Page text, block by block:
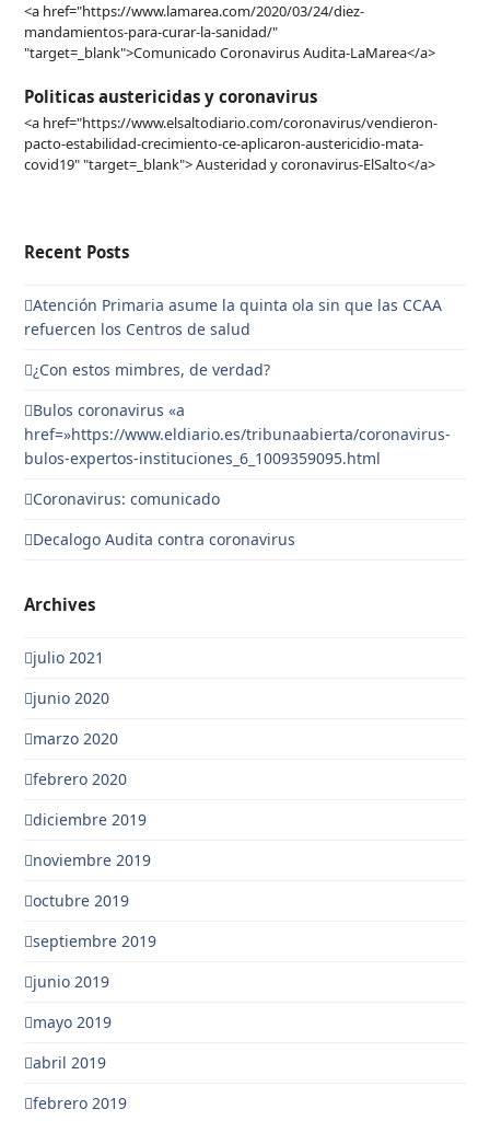
<a href="https://www.lamarea.com/2020/03/24/diez-
mandamientos-para-curar-la-sanidad/"
"target=_blank">Comunicado Coronavirus Audita-LaMarea</a>
Politicas austericidas y coronavirus
<a href="https://www.elsaltodiario.com/coronavirus/vendieron-
pacto-estabilidad-crecimiento-ce-aplicaron-austericidio-mata-
covid19" "target=_blank"> Austeridad y coronavirus-ElSalto</a>
Recent Posts
Atención Primaria asume la quinta ola sin que las CCAA
refuercen los Centros de salud
¿Con estos mimbres, de verdad?
Bulos coronavirus «a
href=»https://www.eldiario.es/tribunaabierta/coronavirus-
bulos-expertos-instituciones_6_1009359095.html
Coronavirus: comunicado
Decalogo Audita contra coronavirus
Archives
julio 2021
junio 2020
marzo 2020
febrero 2020
diciembre 2019
noviembre 2019
octubre 2019
septiembre 2019
junio 2019
mayo 2019
abril 2019
febrero 2019